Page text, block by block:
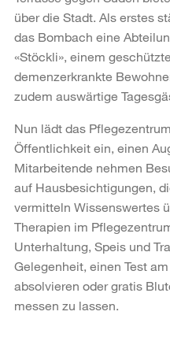
über die Stadt. Als erstes
das Bombach eine
«Stöckli», einem
demenzerkrankte
zudem auswärtige
Nun lädt das
Öffentlichkeit ein, einen
Mitarbeitende nehmen
auf Hausbesichtigungen,
vermitteln Wissenswertes
Therapien im
Unterhaltung, Speis und
Gelegenheit, einen Test
absolvieren oder gratis
messen zu lassen.